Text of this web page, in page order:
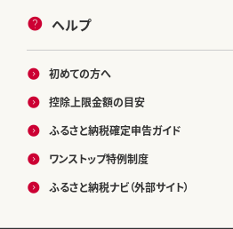
ヘルプ
初めての方へ
控除上限金額の目安
ふるさと納税確定申告ガイド
ワンストップ特例制度
ふるさと納税ナビ（外部サイト）